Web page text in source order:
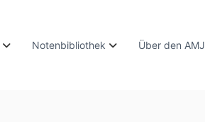
Notenbibliothek Über den AMJ